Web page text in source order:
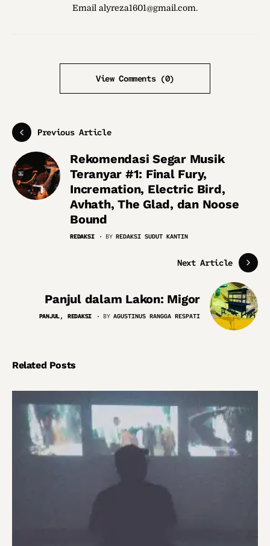
Email alyreza1601@gmail.com.
View Comments (0)
Previous Article
Rekomendasi Segar Musik
Teranyar #1: Final Fury,
Incremation, Electric Bird,
Avhath, The Glad, dan Noose
Bound
REDAKSI BY REDAKSI SUDUT KANTIN
Next Article
Panjul dalam Lakon: Migor
PANJUL REDAKSI BY AGUSTINUS RANGGA RESPATI
Related Posts